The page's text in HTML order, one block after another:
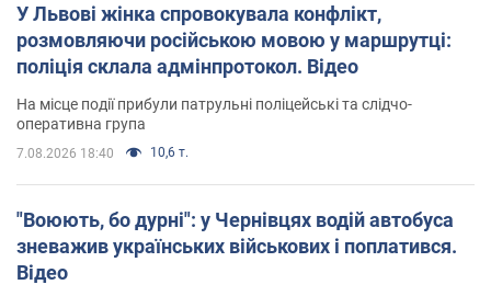
У Львові жінка спровокувала конфлікт,
розмовляючи російською мовою у маршрутці:
поліція склала адмінпротокол. Відео
На місце події прибули патрульні поліцейські та слідчо-
оперативна група
7.08.2026 18:40 10,6 т.
"Воюють, бо дурні": у Чернівцях водій автобуса
зневажив українських військових і поплатився.
Відео